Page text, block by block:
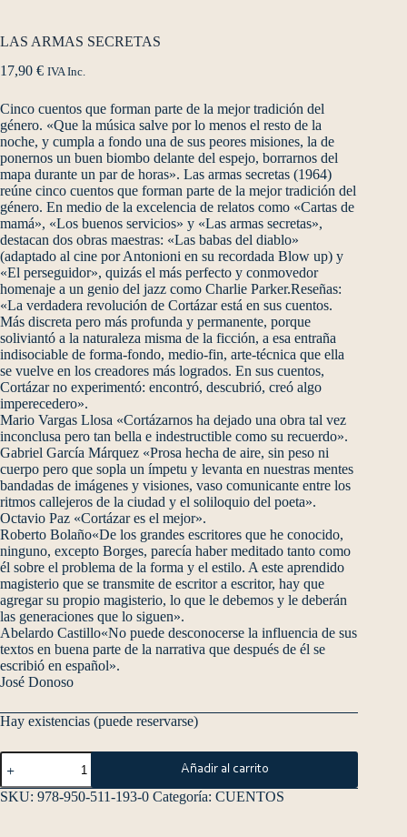
LAS ARMAS SECRETAS
17,90 € IVA Inc.
Cinco cuentos que forman parte de la mejor tradición del
género. «Que la música salve por lo menos el resto de la
noche, y cumpla a fondo una de sus peores misiones, la de
ponernos un buen biombo delante del espejo, borrarnos del
mapa durante un par de horas». Las armas secretas (1964)
reúne cinco cuentos que forman parte de la mejor tradición del
género. En medio de la excelencia de relatos como «Cartas de
mamá», «Los buenos servicios» y «Las armas secretas»,
destacan dos obras maestras: «Las babas del diablo»
(adaptado al cine por Antonioni en su recordada Blow up) y
«El perseguidor», quizás el más perfecto y conmovedor
homenaje a un genio del jazz como Charlie Parker.Reseñas:
«La verdadera revolución de Cortázar está en sus cuentos.
Más discreta pero más profunda y permanente, porque
soliviantó a la naturaleza misma de la ficción, a esa entraña
indisociable de forma-fondo, medio-fin, arte-técnica que ella
se vuelve en los creadores más logrados. En sus cuentos,
Cortázar no experimentó: encontró, descubrió, creó algo
imperecedero».
Mario Vargas Llosa «Cortázarnos ha dejado una obra tal vez
inconclusa pero tan bella e indestructible como su recuerdo».
Gabriel García Márquez «Prosa hecha de aire, sin peso ni
cuerpo pero que sopla un ímpetu y levanta en nuestras mentes
bandadas de imágenes y visiones, vaso comunicante entre los
ritmos callejeros de la ciudad y el soliloquio del poeta».
Octavio Paz «Cortázar es el mejor».
Roberto Bolaño«De los grandes escritores que he conocido,
ninguno, excepto Borges, parecía haber meditado tanto como
él sobre el problema de la forma y el estilo. A este aprendido
magisterio que se transmite de escritor a escritor, hay que
agregar su propio magisterio, lo que le debemos y le deberán
las generaciones que lo siguen».
Abelardo Castillo«No puede desconocerse la influencia de sus
textos en buena parte de la narrativa que después de él se
escribió en español».
José Donoso
Hay existencias (puede reservarse)
Añadir al carrito
SKU: 978-950-511-193-0 Categoría: CUENTOS